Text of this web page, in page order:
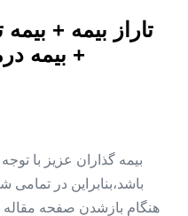
تاراز بیمه +
+ بیمه
بیمه گذاران عزیز با توجه
باشد،بنابراین در تمامی
هنگام بازشدن صفحه مقاله